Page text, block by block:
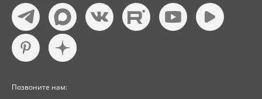
Позвоните нам: